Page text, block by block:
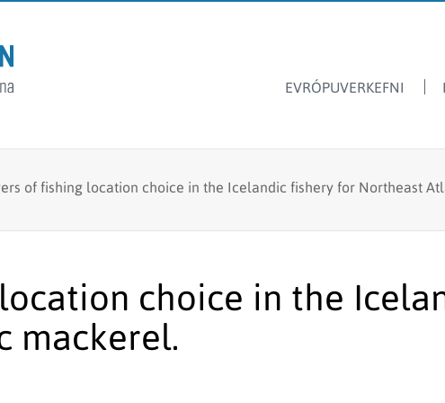
EVRÓPUVERKEFNI
Dýrasvif
Fiskmerkingar
Framandi sjávarlífverur
Ársskýrslur
Fréttir & tilkynningar
Lax- og silungsveiðin -
Hafrannsóknastofnun
of fishing location choice in the Icelandic fishery for Northeast
choice in the
mackerel.